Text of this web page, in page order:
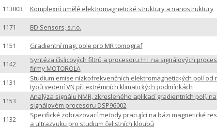
113003
Komplexní umělé elektromagnetické struktury a nanostruktury
1171 BD Sensors, s.r.o.
1151 Gradientní mag. pole pro MR tomograf
1142
Syntéza číslicových filtrů a procesoru FFT na signálových
firmy MOTOROLA
1131
Studium emise nízkofrekvenčních elektromagnetických polí od
typů vedení VN při extrémních klimatických podmínkách
1153
Analýza signálu NMR, zkresleného aplikací gradientních polí, na
signálovém procesoru DSP96002
1132
Specifické zobrazovací metody pracující na bázi magnetické
a ultrazvuku pro studium čelistních kloubů